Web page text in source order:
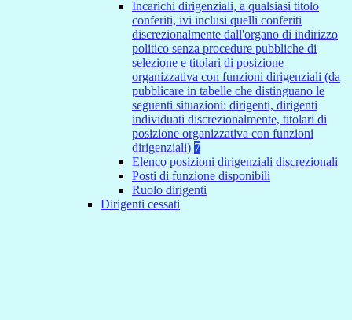
Incarichi dirigenziali, a qualsiasi titolo
conferiti, ivi inclusi quelli conferiti
discrezionalmente dall'organo di indirizzo
politico senza procedure pubbliche di
selezione e titolari di posizione
organizzativa con funzioni dirigenziali (da
pubblicare in tabelle che distinguano le
seguenti situazioni: dirigenti, dirigenti
individuati discrezionalmente, titolari di
posizione organizzativa con funzioni
dirigenziali) 7
Elenco posizioni dirigenziali discrezionali
Posti di funzione disponibili
Ruolo dirigenti
Dirigenti cessati